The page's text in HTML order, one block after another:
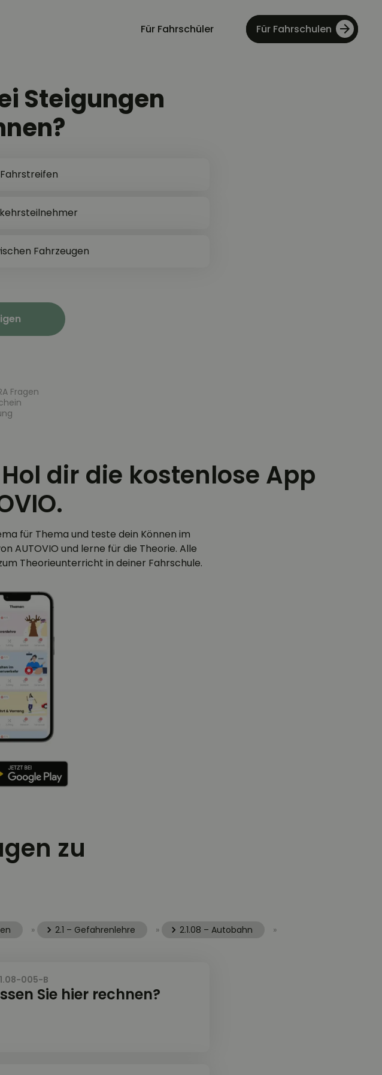
Für Fahrschüler Für Fahrschulen
Steigungen
Fahrzeugen
Fragen
dir die kostenlose App
für Thema und teste dein Können im
AUTOVIO und lerne für die Theorie. Alle
Theorieunterricht in deiner Fahrschule.
zu
» 2.1 – Gefahrenlehre » 2.1.08 – Autobahn »
005-B
Sie hier rechnen?